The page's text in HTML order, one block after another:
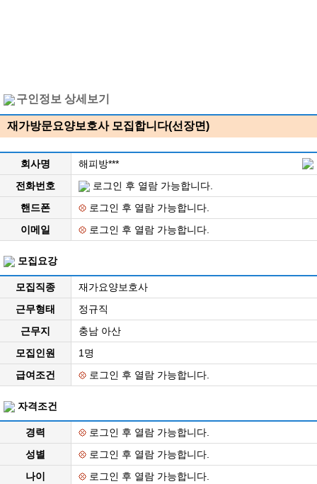
구인정보 상세보기
재가방문요양보호사 모집합니다(선장면)
회사명
해피방***
전화번호
로그인 후 열람 가능합니다.
핸드폰
로그인 후 열람 가능합니다.
이메일
로그인 후 열람 가능합니다.
모집요강
모집직종
재가요양보호사
근무형태
정규직
근무지
충남 아산
모집인원
1명
급여조건
로그인 후 열람 가능합니다.
자격조건
경력
로그인 후 열람 가능합니다.
성별
로그인 후 열람 가능합니다.
나이
로그인 후 열람 가능합니다.